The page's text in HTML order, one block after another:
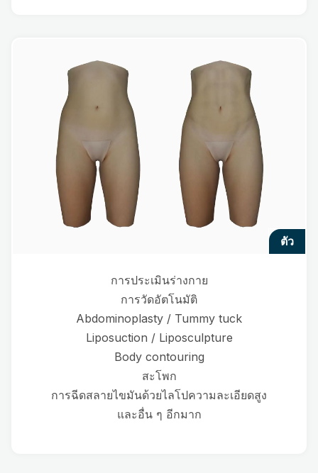
ตัว
การประเมินร่างกาย
การวัดอัตโนมัติ
Abdominoplasty / Tummy tuck
Liposuction / Liposculpture
Body contouring
สะโพก
การฉีดสลายไขมันด้วยไลโปความละเอียดสูง
และอื่น ๆ อีกมาก